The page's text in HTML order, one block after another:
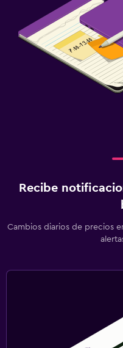
Recibe
Cambios diarios de precios